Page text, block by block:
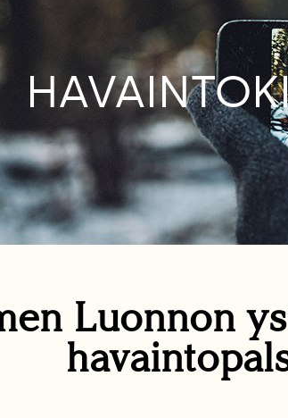
Luonnon